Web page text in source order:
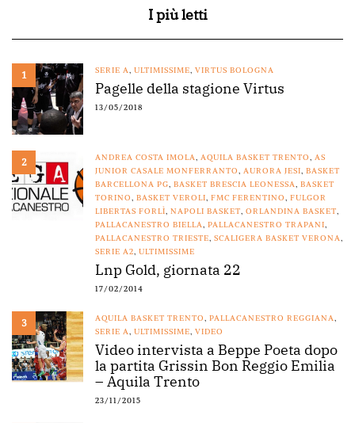
I più letti
1 SERIE A ULTIMISSIME VIRTUS BOLOGNA
Pagelle della stagione Virtus
13/05/2018
2 ANDREA COSTA IMOLA AQUILA BASKET TRENTO
AS
JUNIOR CASALE MONFERRANTO
AURORA JESI BASKET
BARCELLONA PG BASKET BRESCIA LEONESSA
BASKET
TORINO
BASKET VEROLI FMC FERENTINO
FULGOR
LIBERTAS FORLÌ NAPOLI BASKET ORLANDINA BASKET
PALLACANESTRO BIELLA
PALLACANESTRO TRAPANI
PALLACANESTRO TRIESTE SCALIGERA BASKET VERONA
SERIE A2 ULTIMISSIME
Lnp Gold, giornata 22
17/02/2014
3 AQUILA BASKET TRENTO PALLACANESTRO REGGIANA
SERIE A
ULTIMISSIME VIDEO
Video intervista a Beppe Poeta dopo
la partita Grissin Bon Reggio Emilia
– Aquila Trento
23/11/2015